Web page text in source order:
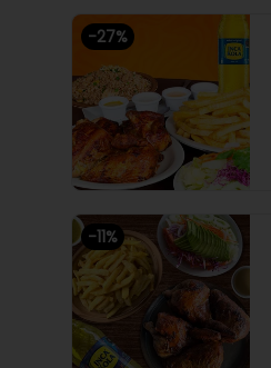
-27%
-11%